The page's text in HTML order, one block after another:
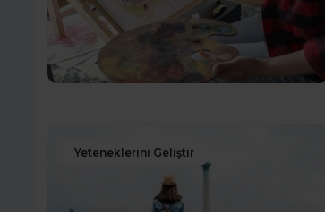
Yeteneklerini Geliştir